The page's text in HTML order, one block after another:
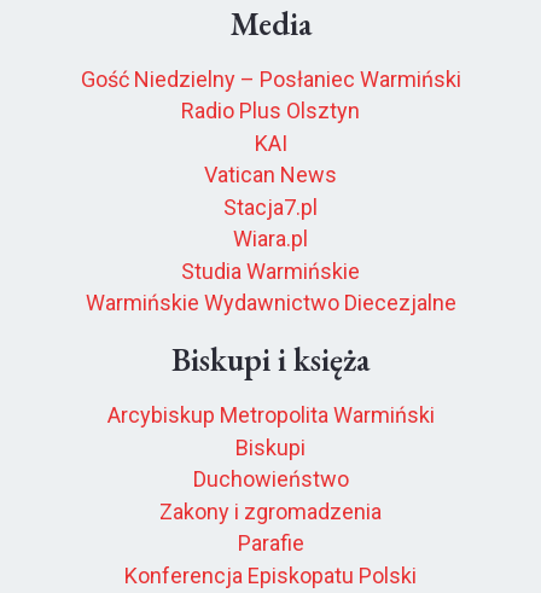
Media
Gość Niedzielny – Posłaniec Warmiński
Radio Plus Olsztyn
KAI
Vatican News
Stacja7.pl
Wiara.pl
Studia Warmińskie
Warmińskie Wydawnictwo Diecezjalne
Biskupi i księża
Arcybiskup Metropolita Warmiński
Biskupi
Duchowieństwo
Zakony i zgromadzenia
Parafie
Konferencja Episkopatu Polski